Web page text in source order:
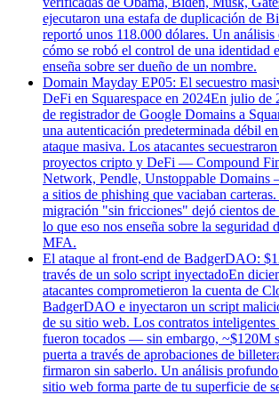
ejecutaron una estafa de duplicación de
reportó unos 118.000 dólares. Un
cómo se robó el control de una identidad
enseña sobre ser dueño de un nombre.
Domain Mayday EP05: El secuestro
DeFi en Squarespace en 2024En julio de
de registrador de Google Domains a
una autenticación predeterminada débil
ataque masiva. Los atacantes
proyectos cripto y DeFi — Compound
Network, Pendle, Unstoppable
a sitios de phishing que vaciaban
migración "sin fricciones" dejó cientos de
lo que eso nos enseña sobre la seguridad
MFA.
El ataque al front-end de BadgerDAO:
través de un solo script inyectadoEn
atacantes comprometieron la cuenta de
BadgerDAO e inyectaron un script
de su sitio web. Los contratos inteligentes
fueron tocados — sin embargo, ~$120M
puerta a través de aprobaciones de
firmaron sin saberlo. Un análisis
sitio web forma parte de tu superficie de